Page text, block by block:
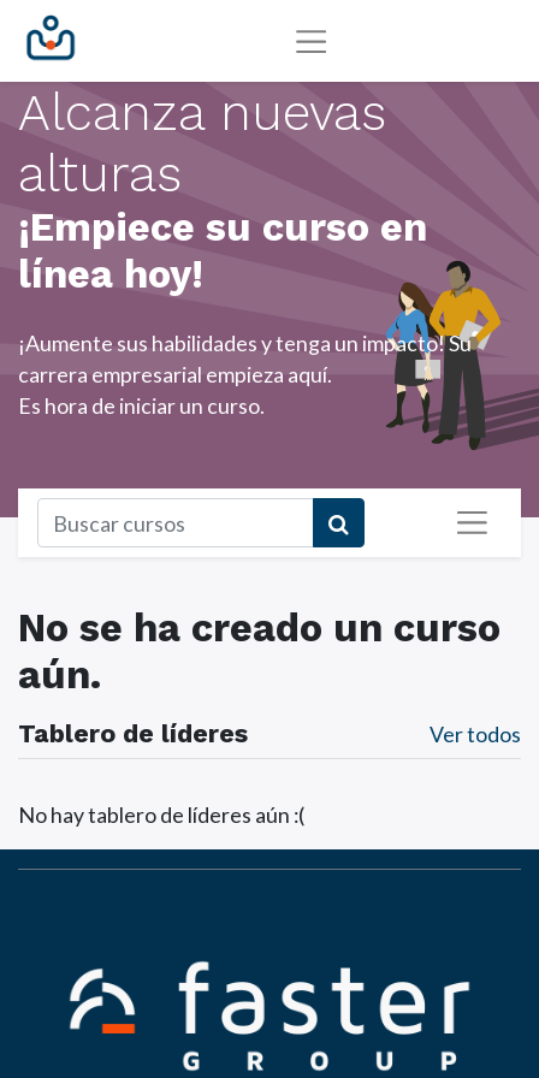
Alcanza nuevas
alturas
¡Empiece su curso en
línea hoy!
¡Aumente sus habilidades y tenga un impacto! Su
carrera empresarial empieza aquí.
Es hora de iniciar un curso.
Ver todos
Tablero de líderes
No hay tablero de líderes aún :(
No se ha creado un curso
aún.